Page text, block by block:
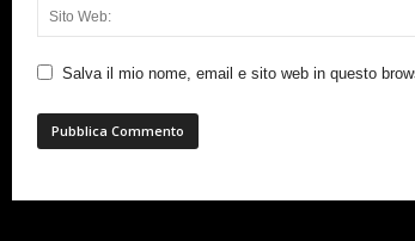
Salva il mio nome, email e sito web in questo